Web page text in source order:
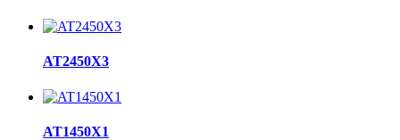
AT2450X3
AT1450X1